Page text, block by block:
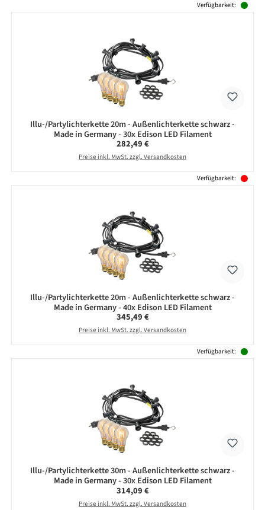
Verfügbarkeit:
Illu-/Partylichterkette 20m - Außenlichterkette schwarz -
Made in Germany - 30x Edison LED Filament
Regulärer Preis:
282,49 €
Preise inkl. MwSt. zzgl. Versandkosten
Verfügbarkeit:
Illu-/Partylichterkette 20m - Außenlichterkette schwarz -
Made in Germany - 40x Edison LED Filament
Regulärer Preis:
345,49 €
Preise inkl. MwSt. zzgl. Versandkosten
Verfügbarkeit:
Illu-/Partylichterkette 30m - Außenlichterkette schwarz -
Made in Germany - 30x Edison LED Filament
Regulärer Preis:
314,09 €
Preise inkl. MwSt. zzgl. Versandkosten